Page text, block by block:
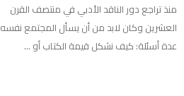
منذ تراجع دور الناقد الأدبي في منتصف القرن
العشرين وكان لابد من أن يسأل المجتمع نفسه
عدة أسئلة: كيف نشكل قيمة الكتاب أو ...